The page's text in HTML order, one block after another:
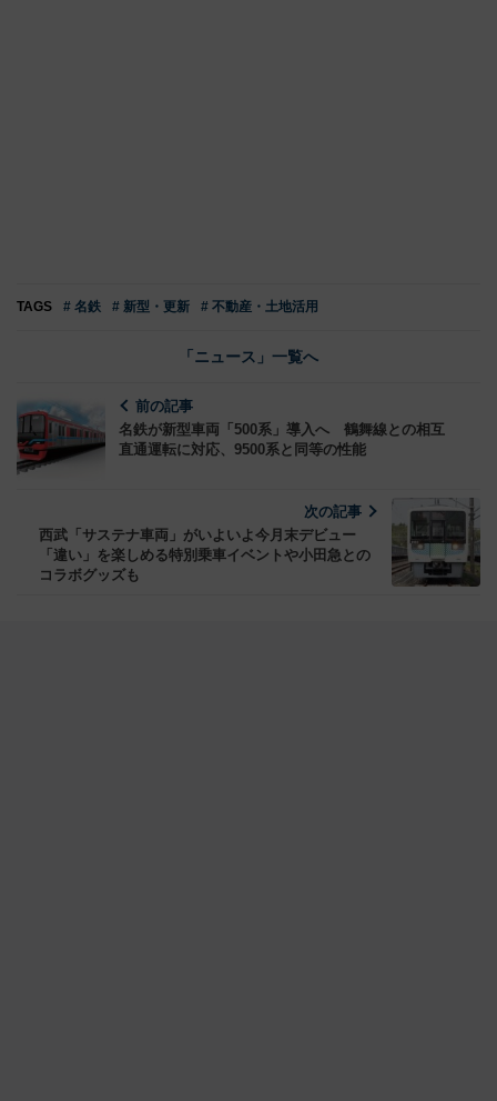
TAGS # 名鉄 # 新型・更新 # 不動産・土地活用
「ニュース」一覧へ
前の記事
名鉄が新型車両「500系」導入へ 鶴舞線との相互
直通運転に対応、9500系と同等の性能
次の記事
西武「サステナ車両」がいよいよ今月末デビュー
「違い」を楽しめる特別乗車イベントや小田急との
コラボグッズも